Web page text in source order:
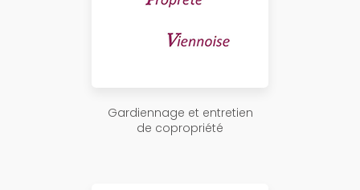
Gardiennage et entretien
de copropriété